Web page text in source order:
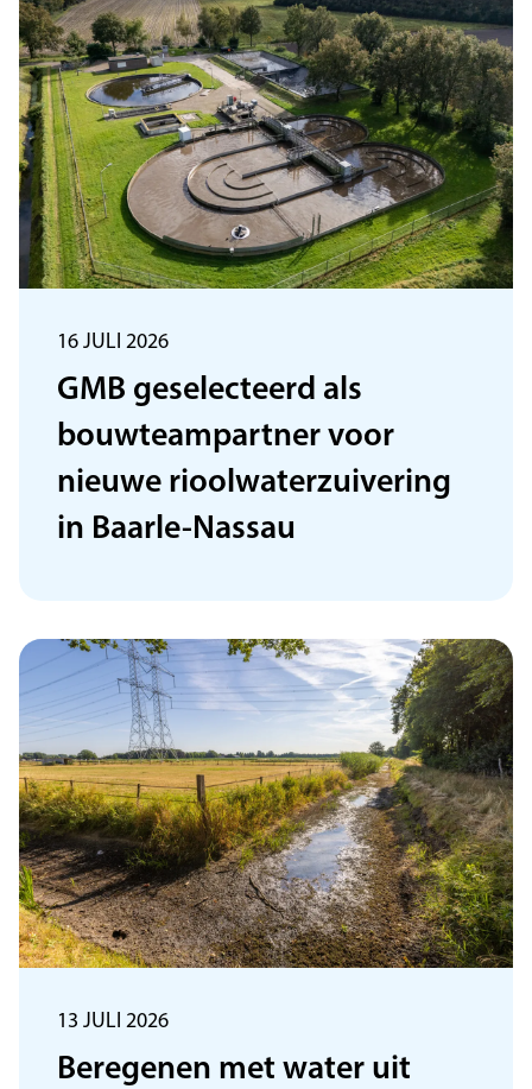
GMB geselecteerd als
bouwteampartner voor
nieuwe rioolwaterzuivering
in Baarle-Nassau
16 JULI 2026
Beregenen met water uit
13 JULI 2026